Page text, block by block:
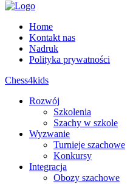
Home
Kontakt nas
Nadruk
Polityka prywatności
Chess4kids
Rozwój
Szkolenia
Szachy w szkole
Wyzwanie
Turnieje szachowe
Konkursy
Integracja
Obozy szachowe